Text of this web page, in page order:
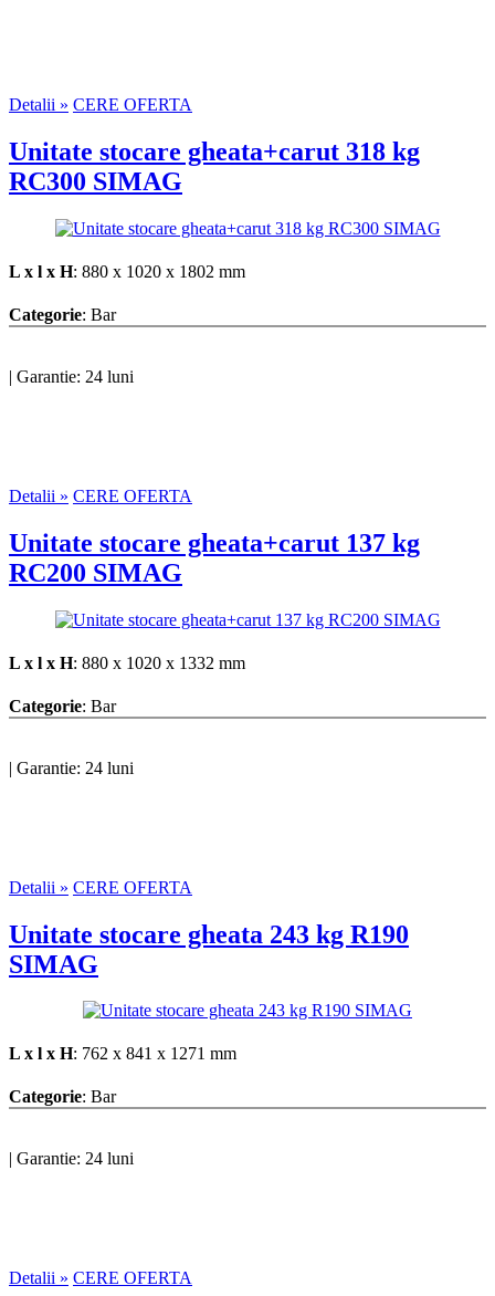
Detalii » CERE OFERTA
Unitate stocare gheata+carut 318 kg
RC300 SIMAG
L x l x H: 880 x 1020 x 1802 mm
Categorie: Bar
| Garantie: 24 luni
Detalii » CERE OFERTA
Unitate stocare gheata+carut 137 kg
RC200 SIMAG
L x l x H: 880 x 1020 x 1332 mm
Categorie: Bar
| Garantie: 24 luni
Detalii » CERE OFERTA
Unitate stocare gheata 243 kg R190
SIMAG
L x l x H: 762 x 841 x 1271 mm
Categorie: Bar
| Garantie: 24 luni
Detalii » CERE OFERTA